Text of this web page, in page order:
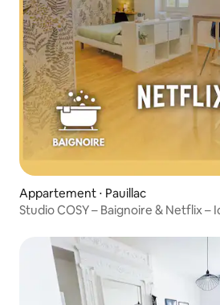
Appartement ⋅ Pauillac
Studio COSY – Baignoire & Netflix –